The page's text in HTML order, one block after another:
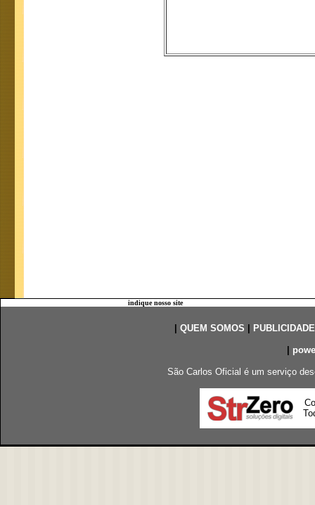
indique nosso site
QUEM SOMOS PUBLICIDADE
São Carlos Oficial é um serviço